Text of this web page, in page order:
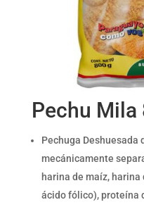
Pechu Mila
Pechuga Deshuesada
mecánicamente
harina de maíz,
ácido fólico), proteína